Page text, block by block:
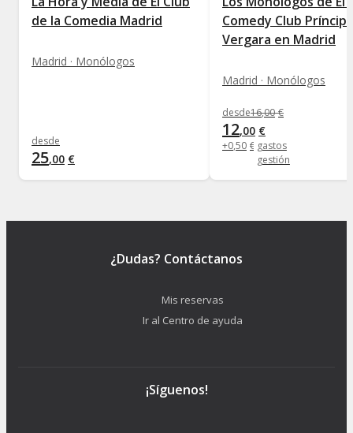
de la Comedia Madrid
Madrid · Monólogos
desde
25,00 €
Comedy Club
Vergara en Madrid
Madrid · Monólogos
desde16,00 €
12,00 €
+0,50 € gastos
gestión
¿Dudas? Contáctanos
Mis reservas
Ir al Centro de ayuda
¡Síguenos!